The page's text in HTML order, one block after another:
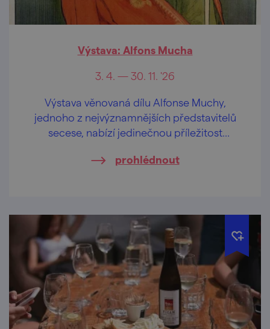
Výstava: Alfons Mucha
3. 4. — 30. 11. '26
Výstava věnovaná dílu Alfonse Muchy,
jednoho z nejvýznamnějších představitelů
secese, nabízí jedinečnou příležitost
prohlédnout